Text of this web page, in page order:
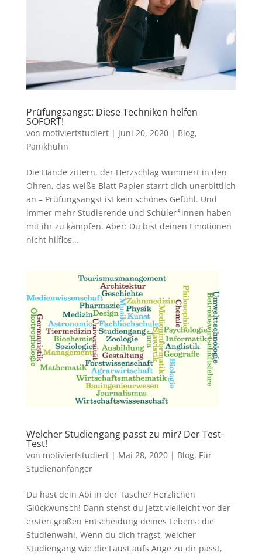
Prüfungsangst: Diese Techniken helfen
SOFORT!
von motiviertstudiert| Juni 20, 2020| Blog,
Panikhuhn
Die Hände zittern, der Herzschlag wummert in den
Ohren, das weiße Blatt Papier starrt dich unerbittlich
an – Prüfungsangst ist kein schönes Gefühl. Und
immer mehr Studierende und Schüler*innen haben
mit ihr zu kämpfen. Aber: Du bist deinen Emotionen
nicht hilflos...
Welcher Studiengang passt zu mir? Der Test-
Test!
von motiviertstudiert| Mai 28, 2020| Blog, Für
Studienanfänger
Du hast dein Abi in der Tasche? Herzlichen
Glückwunsch! Dann stehst du jetzt vielleicht vor der
ersten großen Entscheidung deines Lebens: die
Studienwahl. Wenn du dich fragst, welcher
Studiengang wie die Faust aufs Auge zu dir passt,